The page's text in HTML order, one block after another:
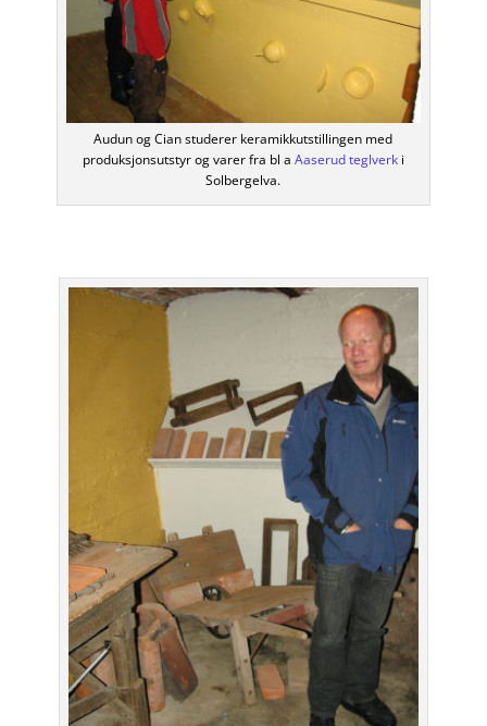
Audun og Cian studerer keramikkutstillingen med
produksjonsutstyr og varer fra bl a Aaserud teglverk i
Solbergelva.